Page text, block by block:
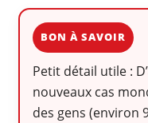
BON À SAVOIR
Petit détail utile :
nouveaux cas
des gens (environ